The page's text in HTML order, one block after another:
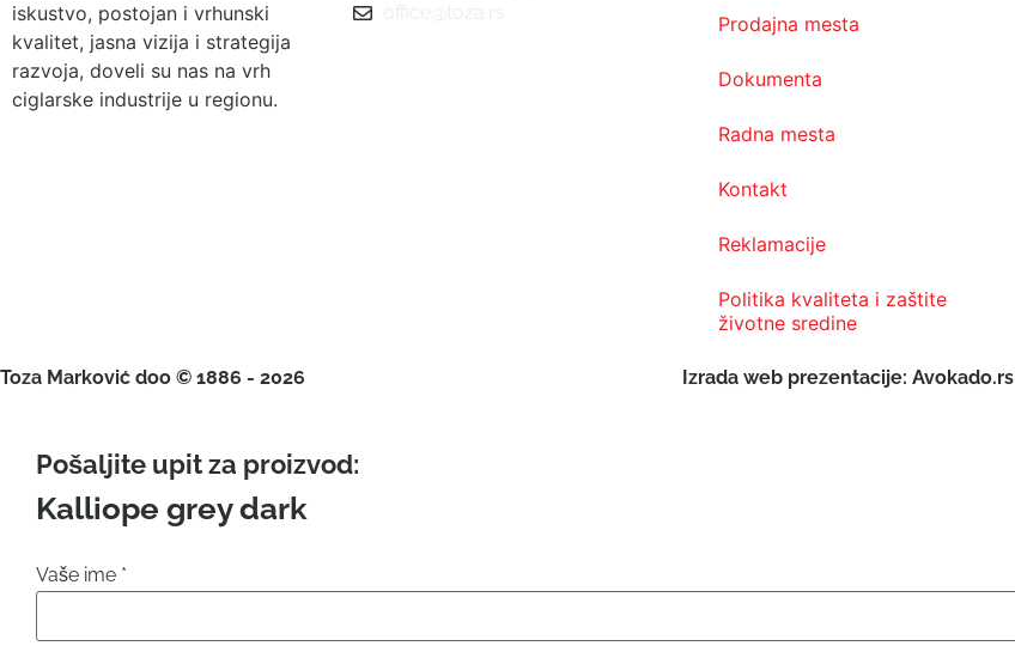
iskustvo, postojan i vrhunski
kvalitet, jasna vizija i strategija
razvoja, doveli su nas na vrh
ciglarske industrije u regionu.
Prodajna mesta
Dokumenta
Radna mesta
Kontakt
Reklamacije
Politika kvaliteta i zaštite
životne sredine
Toza Marković doo © 1886 - 2026 Izrada web prezentacije: Avokado.rs
Pošaljite upit za proizvod:
Kalliope grey dark
Vaše ime *